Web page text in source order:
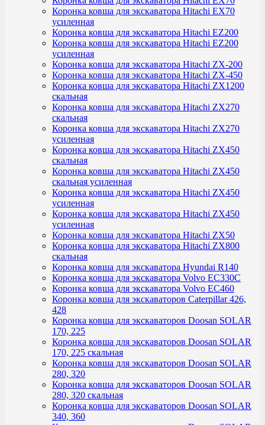
Коронка ковша для экскаватора Hitachi EX70
усиленная
Коронка ковша для экскаватора Hitachi EZ200
Коронка ковша для экскаватора Hitachi EZ200
усиленная
Коронка ковша для экскаватора Hitachi ZX-200
Коронка ковша для экскаватора Hitachi ZX-450
Коронка ковша для экскаватора Hitachi ZX1200
скальная
Коронка ковша для экскаватора Hitachi ZX270
скальная
Коронка ковша для экскаватора Hitachi ZX270
усиленная
Коронка ковша для экскаватора Hitachi ZX450
скальная
Коронка ковша для экскаватора Hitachi ZX450
скальная усиленная
Коронка ковша для экскаватора Hitachi ZX450
усиленная
Коронка ковша для экскаватора Hitachi ZX450
усиленная
Коронка ковша для экскаватора Hitachi ZX50
Коронка ковша для экскаватора Hitachi ZX800
скальная
Коронка ковша для экскаватора Hyundai R140
Коронка ковша для экскаватора Volvo EC330C
Коронка ковша для экскаватора Volvo EC460
Коронка ковша для экскаваторов Caterpillar 426,
428
Коронка ковша для экскаваторов Doosan SOLAR
170, 225
Коронка ковша для экскаваторов Doosan SOLAR
170, 225 скальная
Коронка ковша для экскаваторов Doosan SOLAR
280, 320
Коронка ковша для экскаваторов Doosan SOLAR
280, 320 скальная
Коронка ковша для экскаваторов Doosan SOLAR
340, 360